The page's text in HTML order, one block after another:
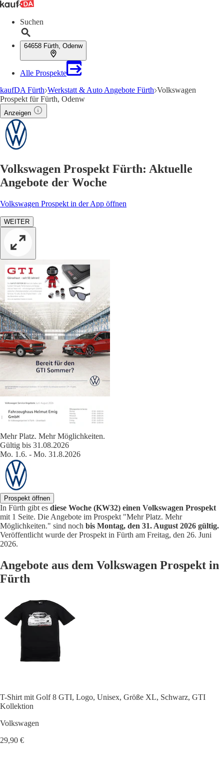
Suchen
64658 Fürth, Odenw
Alle Prospekte
kaufDA Fürth Werkstatt & Auto Angebote Fürth Volkswagen
Prospekt für Fürth, Odenw
Anzeigen
Volkswagen Prospekt Fürth: Aktuelle
Angebote der Woche
Volkswagen Prospekt in der App öffnen
WEITER
Mehr Platz. Mehr Möglichkeiten.
Gültig bis 31.08.2026
Mo. 1.6. - Mo. 31.8.2026
Prospekt öffnen
In Fürth gibt es diese Woche (KW32) einen Volkswagen Prospekt
mit 1 Seite. Die Angebote im Prospekt "Mehr Platz. Mehr
Möglichkeiten." sind noch bis Montag, den 31. August 2026 gültig.
Veröffentlicht wurde der Prospekt in Fürth am Freitag, den 26. Juni
2026.
Angebote aus dem Volkswagen Prospekt in
Fürth
T-Shirt mit Golf 8 GTI, Logo, Unisex, Größe XL, Schwarz, GTI
Kollektion
Volkswagen
29,90 €